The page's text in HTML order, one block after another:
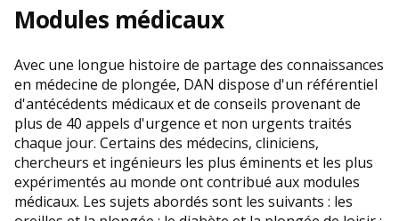
Modules médicaux
Avec une longue histoire de partage des connaissances
en médecine de plongée, DAN dispose d'un référentiel
d'antécédents médicaux et de conseils provenant de
plus de 40 appels d'urgence et non urgents traités
chaque jour. Certains des médecins, cliniciens,
chercheurs et ingénieurs les plus éminents et les plus
expérimentés au monde ont contribué aux modules
médicaux. Les sujets abordés sont les suivants : les